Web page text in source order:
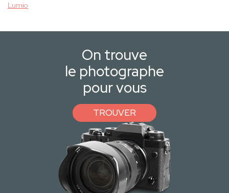
Lumio
On trouve
le photographe
pour vous
TROUVER